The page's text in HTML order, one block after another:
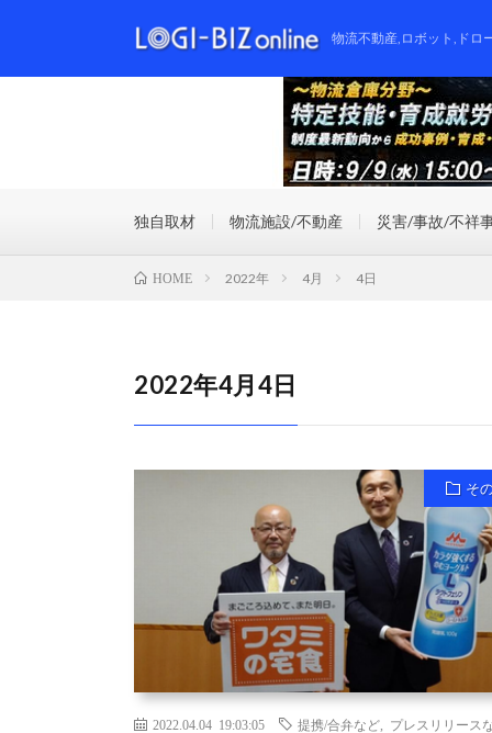
物流不動産,ロボット,ドロ
独自取材 物流施設/不動産 災害/事故/不祥
HOME 2022年 4月 4日
2022年4月4日
そ
2022.04.04 19:03:05 提携/合弁など プレスリリース